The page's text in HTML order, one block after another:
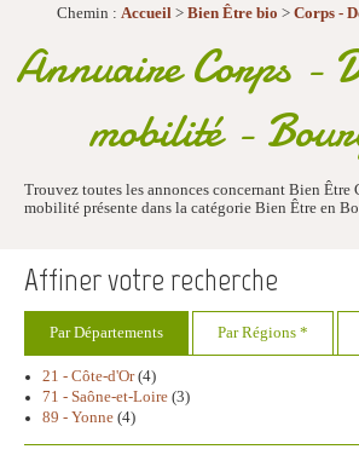
Chemin : Accueil > Bien Être bio > Corps -
Annuaire Corps -
mobilité -
Trouvez toutes les annonces concernant Bien Être
mobilité présente dans la catégorie Bien Être en
Affiner votre recherche
Par Départements Par Régions *
21 - Côte-d'Or(4)
71 - Saône-et-Loire (3)
89 - Yonne (4)